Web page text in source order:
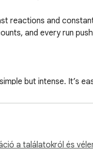
reactions and
and every run
but intense. It’s
with arcade-style
Whether you treat
a találatokról és